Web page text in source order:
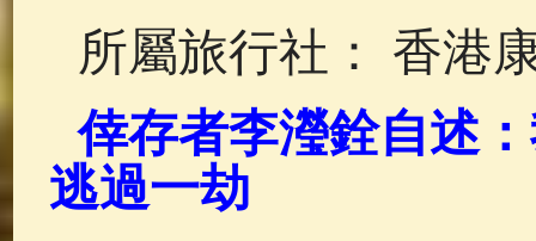
所屬旅行社： 香港
倖存者李瀅銓自述
逃過一劫